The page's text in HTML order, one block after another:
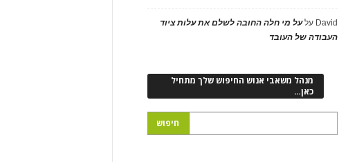
David עלעל מי חלה החובה לשלם את עלות ציוד
העבודה של העובד
מנהל משאבי אנוש החיפוש שלך מתחיל
כאן…